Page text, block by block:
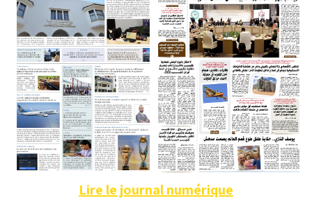
Lire le journal numérique